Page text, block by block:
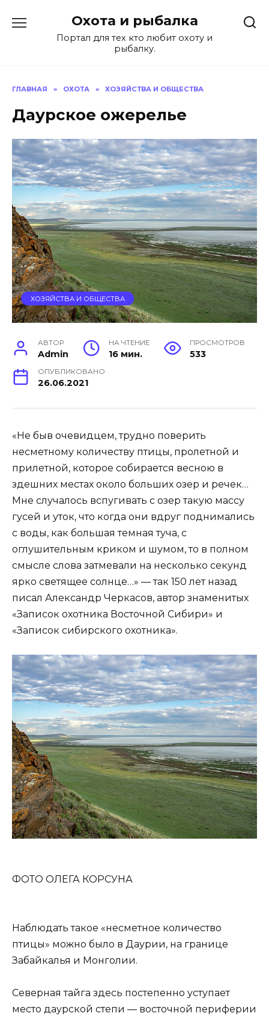
содержанию
Охота и рыбалка
Портал для тех кто любит охоту и
рыбалку.
ГЛАВНАЯ » ОХОТА » ХОЗЯЙСТВА И ОБЩЕСТВА
Даурское ожерелье
ХОЗЯЙСТВА И ОБЩЕСТВА
АВТОР
Admin
НА ЧТЕНИЕ
16 мин.
ПРОСМОТРОВ
533
ОПУБЛИКОВАНО
26.06.2021
«Не быв очевидцем, трудно поверить
несметному количеству птицы, пролетной и
прилетной, которое собирается весною в
здешних местах около больших озер и речек…
Мне случалось вспугивать с озер такую массу
гусей и уток, что когда они вдруг поднимались
с воды, как большая темная туча, с
оглушительным криком и шумом, то в полном
смысле слова затмевали на несколько секунд
ярко светящее солнце…» — так 150 лет назад
писал Александр Черкасов, автор знаменитых
«Записок охотника Восточной Сибири» и
«Записок сибирского охотника».
ФОТО ОЛЕГА КОРСУНА
Наблюдать такое «несметное количество
птицы» можно было в Даурии, на границе
Забайкалья и Монголии.
Северная тайга здесь постепенно уступает
место даурской степи — восточной периферии